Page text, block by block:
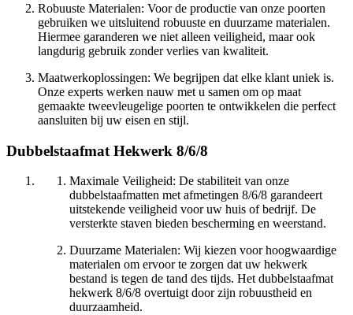
Robuuste Materialen: Voor de productie van onze poorten
gebruiken we uitsluitend robuuste en duurzame materialen.
Hiermee garanderen we niet alleen veiligheid, maar ook
langdurig gebruik zonder verlies van kwaliteit.
Maatwerkoplossingen: We begrijpen dat elke klant uniek is.
Onze experts werken nauw met u samen om op maat
gemaakte tweevleugelige poorten te ontwikkelen die perfect
aansluiten bij uw eisen en stijl.
Dubbelstaafmat Hekwerk 8/6/8
Maximale Veiligheid: De stabiliteit van onze
dubbelstaafmatten met afmetingen 8/6/8 garandeert
uitstekende veiligheid voor uw huis of bedrijf. De
versterkte staven bieden bescherming en weerstand.
Duurzame Materialen: Wij kiezen voor hoogwaardige
materialen om ervoor te zorgen dat uw hekwerk
bestand is tegen de tand des tijds. Het dubbelstaafmat
hekwerk 8/6/8 overtuigt door zijn robuustheid en
duurzaamheid.